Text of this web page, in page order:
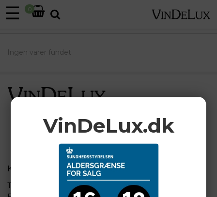
VinDeLux.dk
☰ 0
Ingen varer fundet
KUNDESERVICE
T: +45 31 21 31 00
BETALINGSKORT